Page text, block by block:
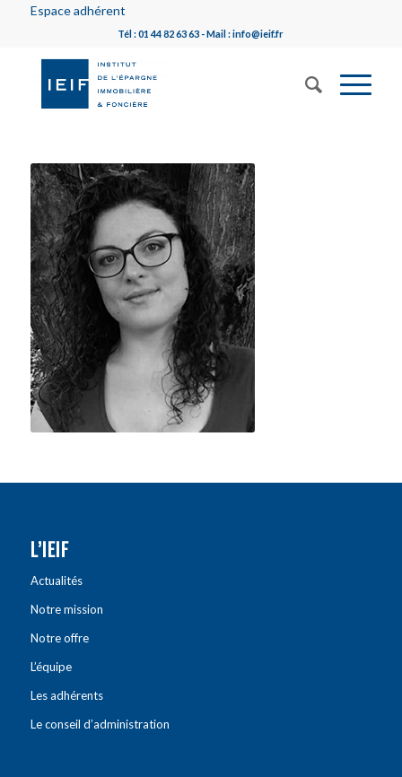
Espace adhérent
Tél : 01 44 82 63 63 - Mail : info@ieif.fr
L’IEIF
Actualités
Notre mission
Notre offre
L’équipe
Les adhérents
Le conseil d’administration